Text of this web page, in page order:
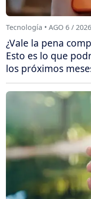
Tecnología • AGO 6 / 2026
¿Vale la pena
Esto es lo que
los próximos